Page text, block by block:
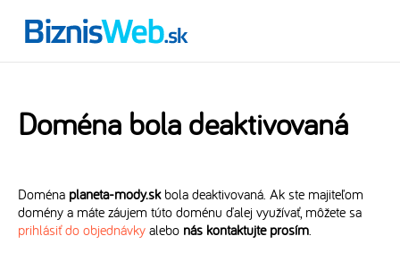
Doména bola deaktivovaná
Doména planeta-mody.skbola deaktivovaná. Ak ste majiteľom
domény a máte záujem túto doménu ďalej využívať, môžete sa
prihlásiť do objednávky alebo nás kontaktujte prosím.